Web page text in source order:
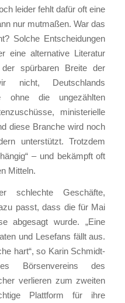
leider fehlt dafür oft eine
nur mutmaßen. War das
Solche Entscheidungen
eine alternative Literatur
spürbaren Breite der
nicht, Deutschlands
ohne die ungezählten
ministerielle
diese Branche wird noch
unterstützt. Trotzdem
– und bekämpft oft
Mitteln.
schlechte Geschäfte,
passt, dass die für Mai
abgesagt wurde. „Eine
und Lesefans fällt aus.
hart“, so Karin Schmidt-
Börsenvereins des
verlieren zum zweiten
Plattform für ihre